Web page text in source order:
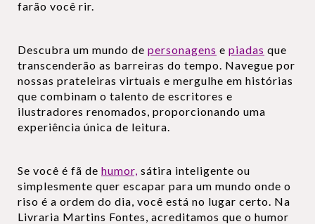
farão você rir.
Descubra um mundo de personagens e piadas que
transcenderão as barreiras do tempo. Navegue por
nossas prateleiras virtuais e mergulhe em histórias
que combinam o talento de escritores e
ilustradores renomados, proporcionando uma
experiência única de leitura.
Se você é fã de humor, sátira inteligente ou
simplesmente quer escapar para um mundo onde o
riso é a ordem do dia, você está no lugar certo. Na
Livraria Martins Fontes, acreditamos que o humor